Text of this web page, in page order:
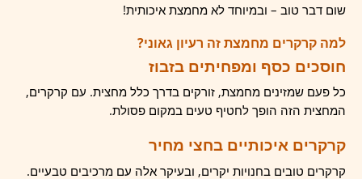
שום דבר טוב – ובמיוחד לא מחמצת איכותית!
למה קרקרים מחמצת זה רעיון גאוני?
חוסכים כסף ומפחיתים בזבוז
כל פעם שמזינים מחמצת, זורקים בדרך כלל מחצית. עם קרקרים,
המחצית הזה הופך לחטיף טעים במקום פסולת.
קרקרים איכותיים בחצי מחיר
קרקרים טובים בחנויות יקרים, ובעיקר אלה עם מרכיבים טבעיים.